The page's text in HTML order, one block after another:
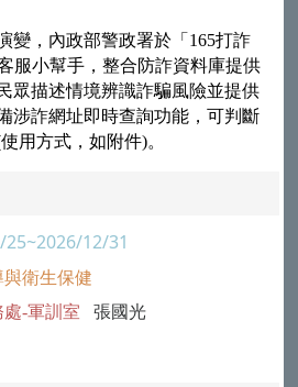
變，內政部警政署於「 165打詐
服小幫手，整合防詐資料庫提供
眾描述情境辨識詐騙風險並提供
涉詐網址即時查詢功能，可判斷
使用方式，如附件)。
12/31
衛生保健
-軍訓室 張國光